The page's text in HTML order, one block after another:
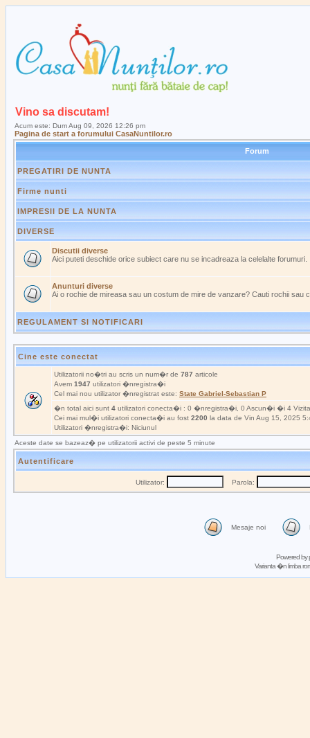
Vino sa discutam!
Acum este: Dum Aug 09, 2026 12:26 pm
Pagina de start a forumului CasaNuntilor.ro
Forum
PREGATIRI DE NUNTA
Firme nunti
IMPRESII DE LA NUNTA
DIVERSE
Discutii diverse
Aici puteti deschide orice subiect care nu se incadreaza la celelalte forumuri.
Anunturi diverse
Ai o rochie de mireasa sau un costum de mire de vanzare? Cauti rochii sau
REGULAMENT SI NOTIFICARI
Cine este conectat
Utilizatorii no�tri au scris un num�r de 787 articole
Avem 1947 utilizatori �nregistra�i
Cel mai nou utilizator �nregistrat este: State Gabriel-Sebastian P
�n total aici sunt 4 utilizatori conecta�i : 0 �nregistra�i, 0 Ascun�i �i 4
Cei mai mul�i utilizatori conecta�i au fost 2200 la data de Vin Aug 15, 2025
Utilizatori �nregistra�i: Niciunul
Aceste date se bazeaz� pe utilizatorii activi de peste 5 minute
Autentificare
Utilizator: Parola:
Mesaje noi
Powered by
Varianta �n limba